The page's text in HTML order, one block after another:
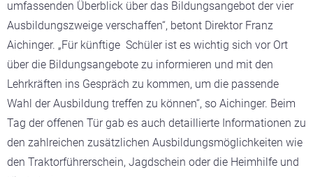
umfassenden Überblick über das Bildungsangebot der vier
Ausbildungszweige verschaffen“, betont Direktor Franz
Aichinger. „Für künftige Schüler ist es wichtig sich vor Ort
über die Bildungsangebote zu informieren und mit den
Lehrkräften ins Gespräch zu kommen, um die passende
Wahl der Ausbildung treffen zu können“, so Aichinger. Beim
Tag der offenen Tür gab es auch detaillierte Informationen zu
den zahlreichen zusätzlichen Ausbildungsmöglichkeiten wie
den Traktorführerschein, Jagdschein oder die Heimhilfe und